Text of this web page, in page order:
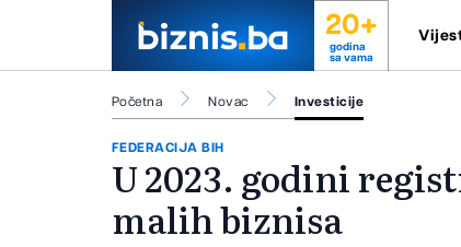
20+
godina
sa vama
Početna Novac Investicije
FEDERACIJA BIH
U 2023. godini
malih biznisa